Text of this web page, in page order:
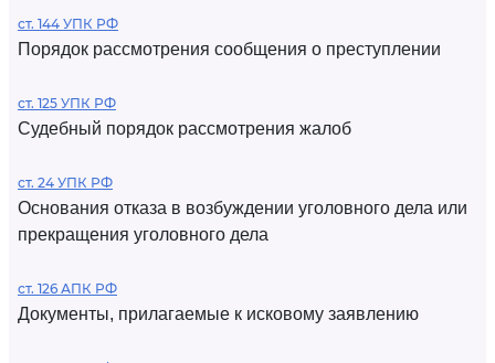
ст. 144 УПК РФ
Порядок рассмотрения сообщения о преступлении
ст. 125 УПК РФ
Судебный порядок рассмотрения жалоб
ст. 24 УПК РФ
Основания отказа в возбуждении уголовного дела или
прекращения уголовного дела
ст. 126 АПК РФ
Документы, прилагаемые к исковому заявлению